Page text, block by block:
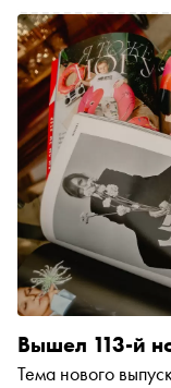
Вышел 113-й
Тема нового